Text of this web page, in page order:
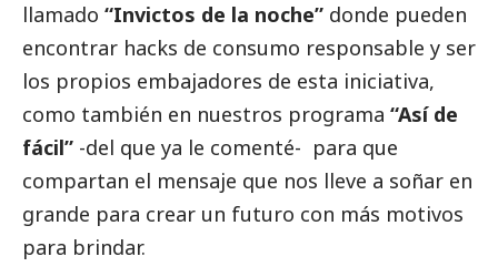
llamado “Invictos de la noche” donde pueden
encontrar hacks de consumo responsable y ser
los propios embajadores de esta iniciativa,
como también en nuestros programa “Así de
fácil” -del que ya le comenté- para que
compartan el mensaje que nos lleve a soñar en
grande para crear un futuro con más motivos
para brindar.